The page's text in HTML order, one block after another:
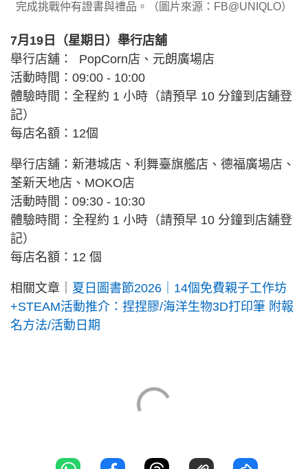
完成挑戰仲有證書與禮品。（圖片來源：FB@UNIQLO）
7月19日（星期日）舉行店舖
舉行店舖： PopCorn店、元朗廣場店
活動時間：09:00 - 10:00
體驗時間：全程約 1 小時（請預早 10 分鐘到店舖登
記）
每店名額：12個
舉行店舖：新港城店、利舞臺旗艦店、德福廣場店、
荃新天地店、MOKO店
活動時間：09:30 - 10:30
體驗時間：全程約 1 小時（請預早 10 分鐘到店舖登
記）
每店名額：12 個
相關文章｜ 夏日圖書節2026｜14個免費親子工作坊
+STEAM活動推介：捏捏膠/海洋生物3D打印筆 附報
名方法/活動日期